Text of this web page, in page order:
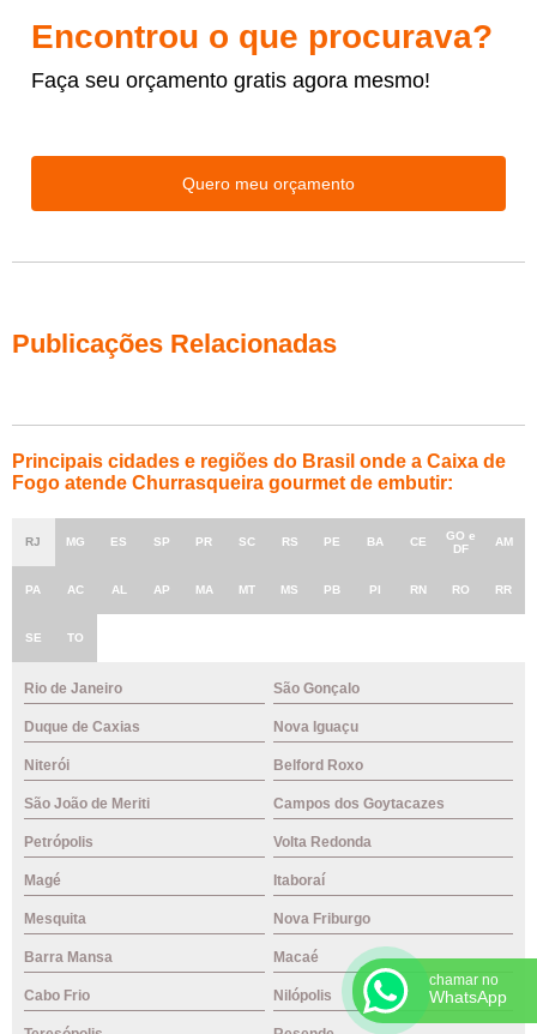
Encontrou o que procurava?
Faça seu orçamento gratis agora mesmo!
Quero meu orçamento
Publicações Relacionadas
Principais cidades e regiões do Brasil onde a Caixa de
Fogo atende Churrasqueira gourmet de embutir:
RJ MG ES SP PR SC RS PE BA CE
GO e
DF
AM
PA AC AL AP MA MT MS PB PI RN RO RR
SE TO
Rio de Janeiro São Gonçalo
Duque de Caxias Nova Iguaçu
Niterói Belford Roxo
São João de Meriti Campos dos Goytacazes
Petrópolis Volta Redonda
Magé Itaboraí
Mesquita Nova Friburgo
Barra Mansa Macaé
Cabo Frio Nilópolis
chamar no
WhatsApp